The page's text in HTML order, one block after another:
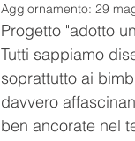
Aggiornamento: 29
Progetto "adotto
Tutti sappiamo
soprattutto ai
davvero
ben ancorate nel